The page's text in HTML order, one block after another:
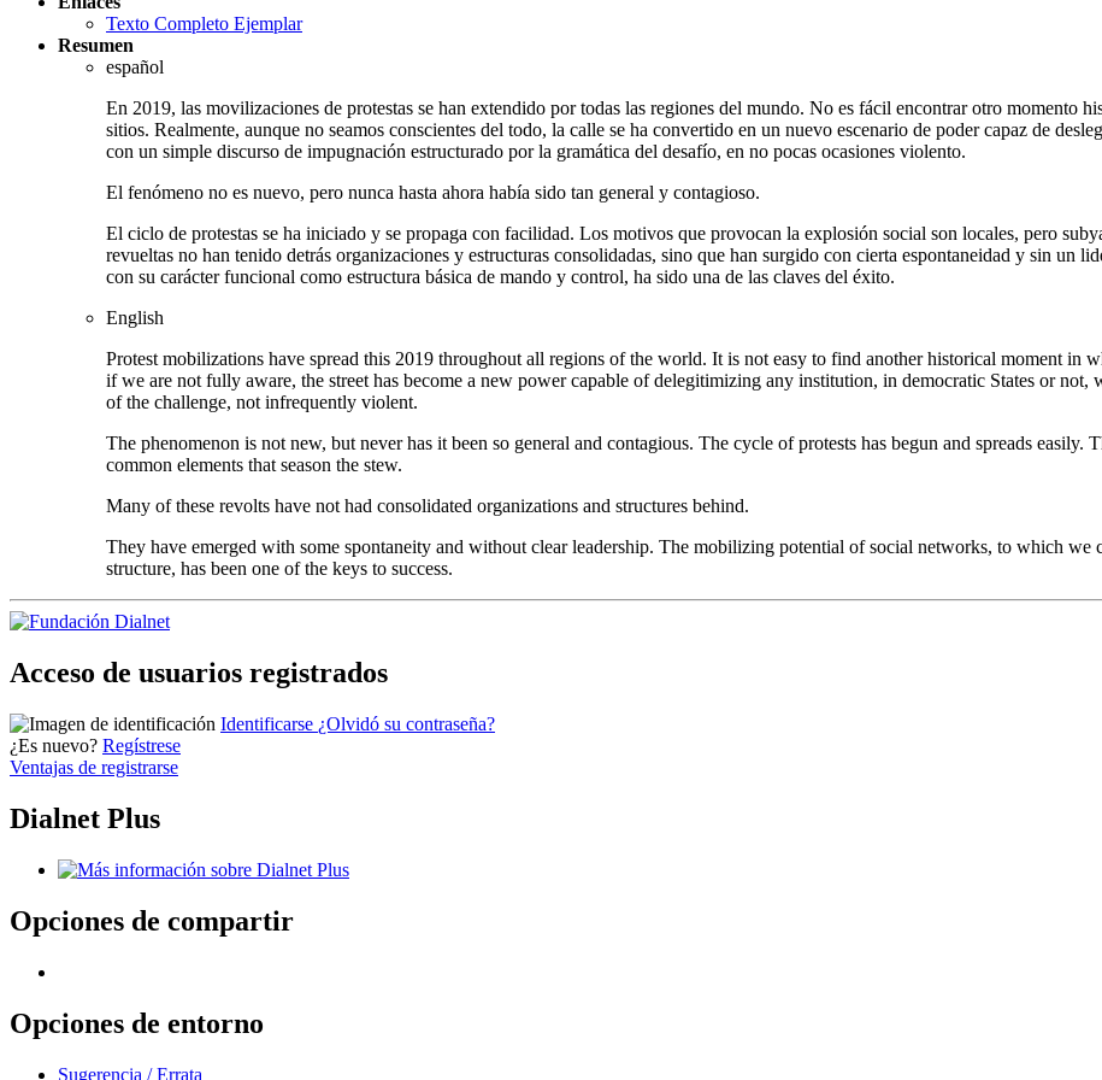
Texto Completo Ejemplar
Resumen
español
En 2019, las movilizaciones de protestas se han extendido por todas las regiones del mundo. No es fácil encontrar otro momento
sitios. Realmente, aunque no seamos conscientes del todo, la calle se ha convertido en un nuevo escenario de poder capaz de
con un simple discurso de impugnación estructurado por la gramática del desafío, en no pocas ocasiones violento.
El fenómeno no es nuevo, pero nunca hasta ahora había sido tan general y contagioso.
El ciclo de protestas se ha iniciado y se propaga con facilidad. Los motivos que provocan la explosión social son locales, pero
revueltas no han tenido detrás organizaciones y estructuras consolidadas, sino que han surgido con cierta espontaneidad y sin un
con su carácter funcional como estructura básica de mando y control, ha sido una de las claves del éxito.
English
Protest mobilizations have spread this 2019 throughout all regions of the world. It is not easy to find another historical moment in
if we are not fully aware, the street has become a new power capable of delegitimizing any institution, in democratic States or not,
of the challenge, not infrequently violent.
The phenomenon is not new, but never has it been so general and contagious. The cycle of protests has begun and spreads easily.
common elements that season the stew.
Many of these revolts have not had consolidated organizations and structures behind.
They have emerged with some spontaneity and without clear leadership. The mobilizing potential of social networks, to which we
structure, has been one of the keys to success.
Acceso de usuarios registrados
Identificarse ¿Olvidó su contraseña?
¿Es nuevo? Regístrese
Ventajas de registrarse
Dialnet Plus
Opciones de compartir
Opciones de entorno
Sugerencia / Errata